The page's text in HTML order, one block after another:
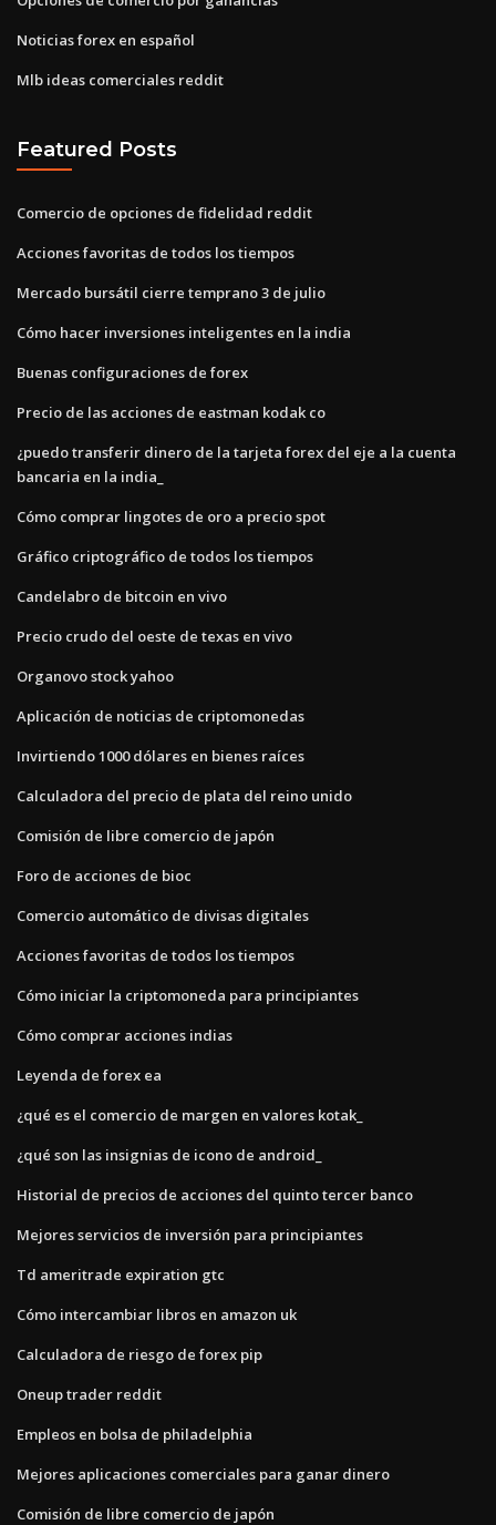
Noticias forex en español
Mlb ideas comerciales reddit
Featured Posts
Comercio de opciones de fidelidad reddit
Acciones favoritas de todos los tiempos
Mercado bursátil cierre temprano 3 de julio
Cómo hacer inversiones inteligentes en la india
Buenas configuraciones de forex
Precio de las acciones de eastman kodak co
¿puedo transferir dinero de la tarjeta forex del eje a la cuenta
bancaria en la india_
Cómo comprar lingotes de oro a precio spot
Gráfico criptográfico de todos los tiempos
Candelabro de bitcoin en vivo
Precio crudo del oeste de texas en vivo
Organovo stock yahoo
Aplicación de noticias de criptomonedas
Invirtiendo 1000 dólares en bienes raíces
Calculadora del precio de plata del reino unido
Comisión de libre comercio de japón
Foro de acciones de bioc
Comercio automático de divisas digitales
Acciones favoritas de todos los tiempos
Cómo iniciar la criptomoneda para principiantes
Cómo comprar acciones indias
Leyenda de forex ea
¿qué es el comercio de margen en valores kotak_
¿qué son las insignias de icono de android_
Historial de precios de acciones del quinto tercer banco
Mejores servicios de inversión para principiantes
Td ameritrade expiration gtc
Cómo intercambiar libros en amazon uk
Calculadora de riesgo de forex pip
Oneup trader reddit
Empleos en bolsa de philadelphia
Mejores aplicaciones comerciales para ganar dinero
Comisión de libre comercio de japón